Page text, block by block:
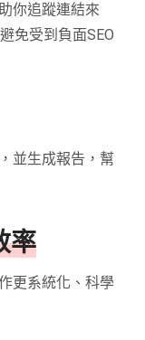
你追蹤連結來
免受到負面SEO
並生成報告，幫
率
更系統化、科學